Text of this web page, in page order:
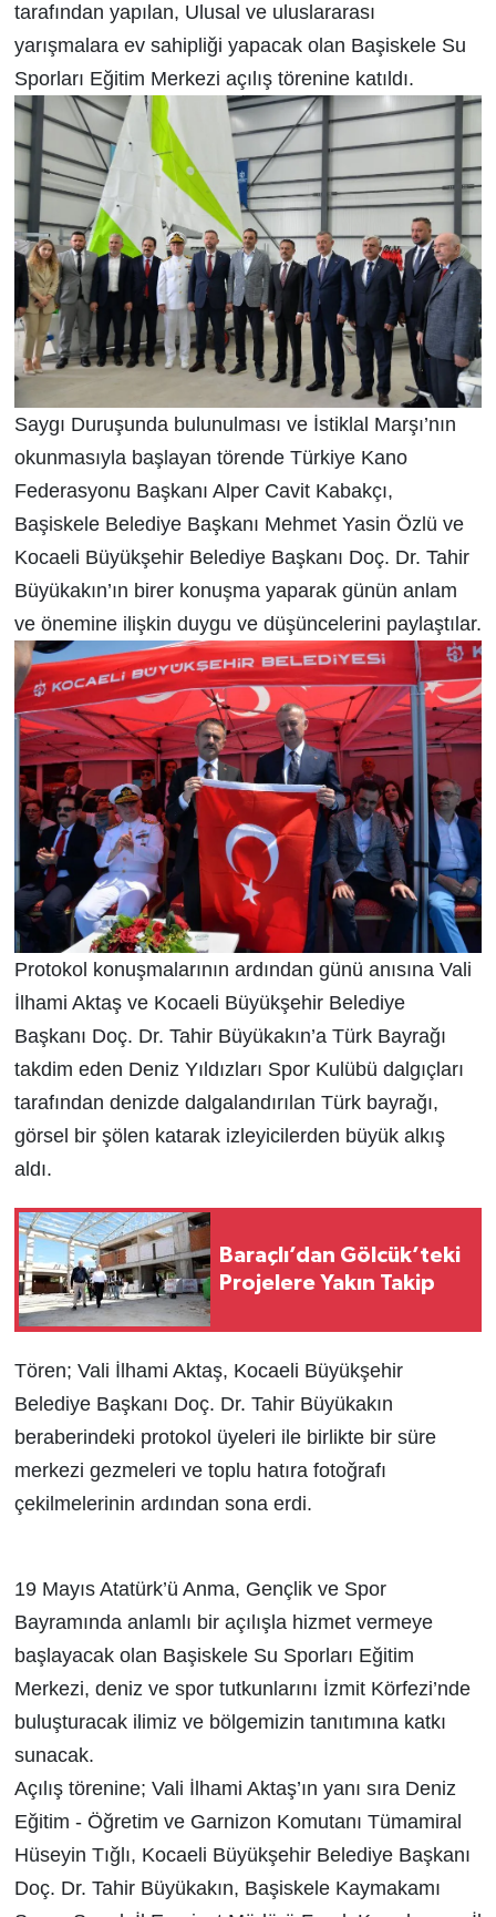
tarafından yapılan, Ulusal ve uluslararası
yarışmalara ev sahipliği yapacak olan Başiskele Su
Sporları Eğitim Merkezi açılış törenine katıldı.
Saygı Duruşunda bulunulması ve İstiklal Marşı’nın
okunmasıyla başlayan törende Türkiye Kano
Federasyonu Başkanı Alper Cavit Kabakçı,
Başiskele Belediye Başkanı Mehmet Yasin Özlü ve
Kocaeli Büyükşehir Belediye Başkanı Doç. Dr. Tahir
Büyükakın’ın birer konuşma yaparak günün anlam
ve önemine ilişkin duygu ve düşüncelerini paylaştılar.
Protokol konuşmalarının ardından günü anısına Vali
İlhami Aktaş ve Kocaeli Büyükşehir Belediye
Başkanı Doç. Dr. Tahir Büyükakın’a Türk Bayrağı
takdim eden Deniz Yıldızları Spor Kulübü dalgıçları
tarafından denizde dalgalandırılan Türk bayrağı,
görsel bir şölen katarak izleyicilerden büyük alkış
aldı.
Baraçlı’dan Gölcük’teki
Projelere Yakın Takip
Tören; Vali İlhami Aktaş, Kocaeli Büyükşehir
Belediye Başkanı Doç. Dr. Tahir Büyükakın
beraberindeki protokol üyeleri ile birlikte bir süre
merkezi gezmeleri ve toplu hatıra fotoğrafı
çekilmelerinin ardından sona erdi.
19 Mayıs Atatürk’ü Anma, Gençlik ve Spor
Bayramında anlamlı bir açılışla hizmet vermeye
başlayacak olan Başiskele Su Sporları Eğitim
Merkezi, deniz ve spor tutkunlarını İzmit Körfezi’nde
buluşturacak ilimiz ve bölgemizin tanıtımına katkı
sunacak.
Açılış törenine; Vali İlhami Aktaş’ın yanı sıra Deniz
Eğitim - Öğretim ve Garnizon Komutanı Tümamiral
Hüseyin Tığlı, Kocaeli Büyükşehir Belediye Başkanı
Doç. Dr. Tahir Büyükakın, Başiskele Kaymakamı